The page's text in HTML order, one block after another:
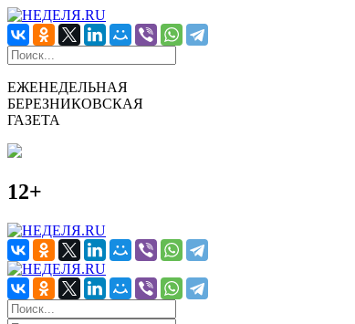
ЕЖЕНЕДЕЛЬНАЯ
БЕРЕЗНИКОВСКАЯ
ГАЗЕТА
12+